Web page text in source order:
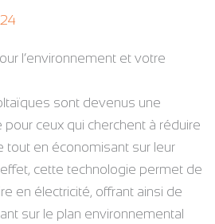
l’environnement et votre
sont devenus une
ceux qui cherchent à réduire
tout en économisant sur leur
effet, cette technologie permet de
en électricité, offrant ainsi de
sur le plan environnemental